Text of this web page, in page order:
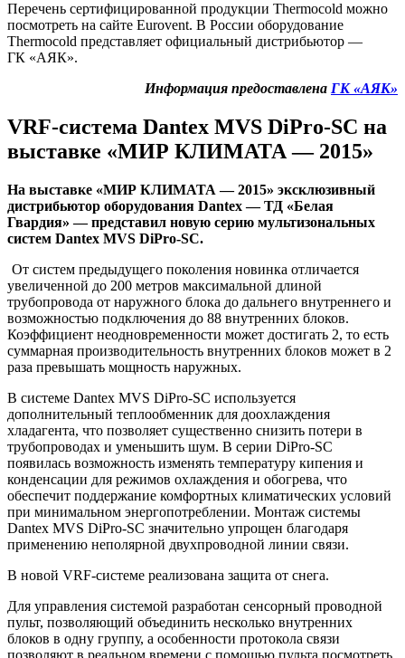
Перечень сертифицированной продукции Thermocold можно
посмотреть на сайте Eurovent. В России оборудование
Thermocold представляет официальный дистрибьютор —
ГК «АЯК».
Информация предоставлена ГК «АЯК»
VRF-система Dantex MVS DiPro-SC на
выставке «МИР КЛИМАТА — 2015»
На выставке «МИР КЛИМАТА — 2015» эксклюзивный
дистрибьютор оборудования Dantex — ТД «Белая
Гвардия» — представил новую серию мультизональных
систем Dantex MVS DiPro-SC.
От систем предыдущего поколения новинка отличается
увеличенной до 200 метров максимальной длиной
трубопровода от наружного блока до дальнего внутреннего и
возможностью подключения до 88 внутренних блоков.
Коэффициент неодновременности может достигать 2, то есть
суммарная производительность внутренних блоков может в 2
раза превышать мощность наружных.
В системе Dantex MVS DiPro-SC используется
дополнительный теплообменник для доохлаждения
хладагента, что позволяет существенно снизить потери в
трубопроводах и уменьшить шум. В серии DiPro-SC
появилась возможность изменять температуру кипения и
конденсации для режимов охлаждения и обогрева, что
обеспечит поддержание комфортных климатических условий
при минимальном энергопотреблении. Монтаж системы
Dantex MVS DiPro-SC значительно упрощен благодаря
применению неполярной двухпроводной линии связи.
В новой VRF-системе реализована защита от снега.
Для управления системой разработан сенсорный проводной
пульт, позволяющий объединить несколько внутренних
блоков в одну группу, а особенности протокола связи